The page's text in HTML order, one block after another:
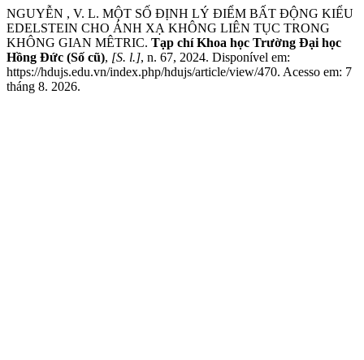
NGUYỄN , V. L. MỘT SỐ ĐỊNH LÝ ĐIỂM BẤT ĐỘNG KIỂU
EDELSTEIN CHO ÁNH XẠ KHÔNG LIÊN TỤC TRONG
KHÔNG GIAN MÊTRIC. Tạp chí Khoa học Trường Đại học
Hồng Đức (Số cũ), [S. l.], n. 67, 2024. Disponível em:
https://hdujs.edu.vn/index.php/hdujs/article/view/470. Acesso em: 7
tháng 8. 2026.